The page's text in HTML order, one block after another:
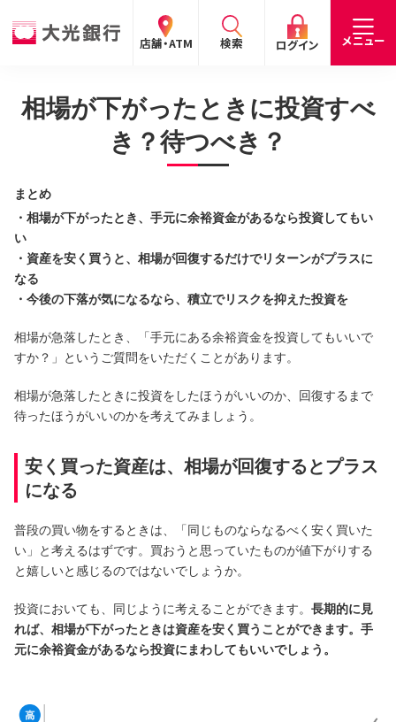
店舗・ATM 検索 ログイン メニュー
閉じる
手数料 預金金利 お問合わせ
個人の
法人の
企業・
採用
閉じる
個人のお客さま
（デビットカードをご利用のお客さま向け）
サービスのご案内 ログイン
たいこうインターネット投信
たいこうNavi
（たいこうNaviをご利用のお客さま向け）
サービスのご案内 ログイン（※）
※たいこうNaviはウェルスナビ株式会社が提供するサービスです。
これより先のページは、ウェルスナビ株式会社が運営するサイトとなりま
す。
閉じる
相場が下がったときに投資すべ
き？待つべき？
まとめ
・相場が下がったとき、手元に余裕資金があるなら投資してもい
い
・資産を安く買うと、相場が回復するだけでリターンがプラスに
なる
・今後の下落が気になるなら、積立でリスクを抑えた投資を
相場が急落したとき、「手元にある余裕資金を投資してもいいで
すか？」というご質問をいただくことがあります。
相場が急落したときに投資をしたほうがいいのか、回復するまで
待ったほうがいいのかを考えてみましょう。
安く買った資産は、相場が回復するとプラス
になる
普段の買い物をするときは、「同じものならなるべく安く買いた
い」と考えるはずです。買おうと思っていたものが値下がりする
と嬉しいと感じるのではないでしょうか。
投資においても、同じように考えることができます。 長期的に見
れば、相場が下がったときは資産を安く買うことができます。手
元に余裕資金があるなら投資にまわしてもいいでしょう。